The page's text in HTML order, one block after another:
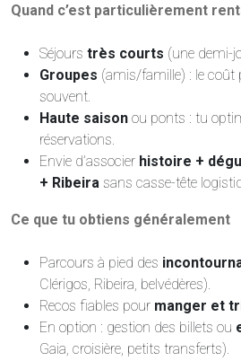
Quand c’est particulièrement
Séjours très courts (une demi-
Groupes (amis/famille) : le coût
souvent.
Haute saison ou ponts : tu
réservations.
Envie d’associer histoire +
+ Ribeira sans casse-tête
Ce que tu obtiens généralement
Parcours à pied des
Clérigos, Ribeira, belvédères).
Recos fiables pour manger et
En option : gestion des billets ou
Gaia, croisière, petits transferts).